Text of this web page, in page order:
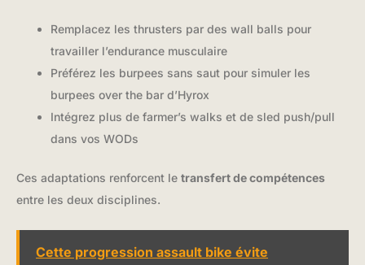
Remplacez les thrusters par des wall balls pour
travailler l’endurance musculaire
Préférez les burpees sans saut pour simuler les
burpees over the bar d’Hyrox
Intégrez plus de farmer’s walks et de sled push/pull
dans vos WODs
Ces adaptations renforcent le transfert de compétences
entre les deux disciplines.
Cette progression assault bike évite